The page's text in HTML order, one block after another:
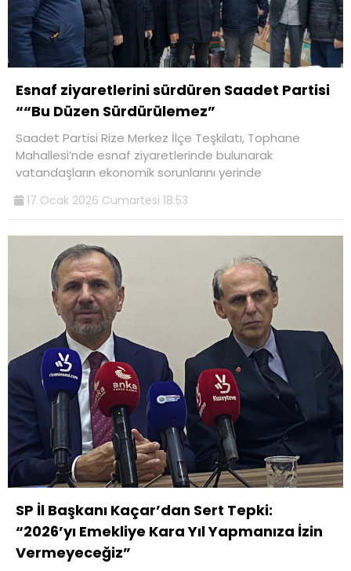
Esnaf ziyaretlerini sürdüren Saadet Partisi
““Bu Düzen Sürdürülemez”
Saadet Partisi Rize Merkez İlçe Teşkilatı, Tophane
Mahallesi’nde esnaf ziyaretlerinde bulunarak
vatandaşların ekonomik sorunlarını yerinde
17 Ocak 2026 Cumartesi 18:53
SP İl Başkanı Kaçar’dan Sert Tepki:
“2026’yı Emekliye Kara Yıl Yapmanıza İzin
Vermeyeceğiz”